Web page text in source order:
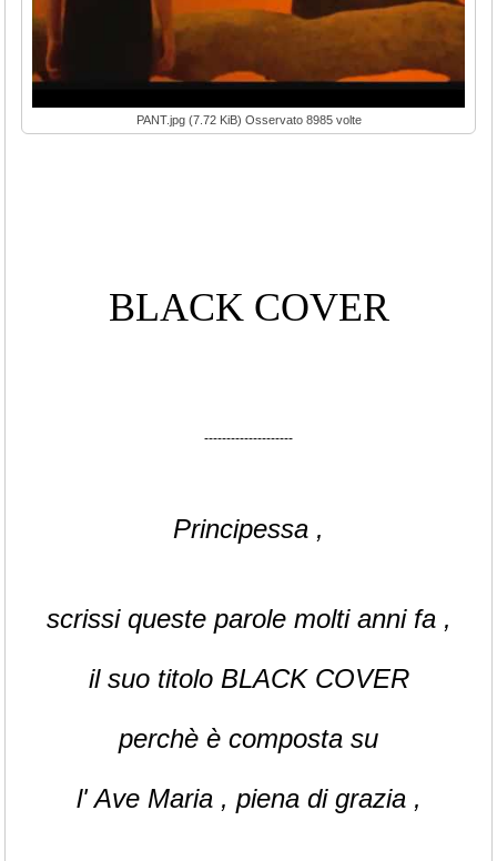
PANT.jpg (7.72 KiB) Osservato 8985 volte
BLACK COVER
--------------------
Principessa ,
scrissi queste parole molti anni fa ,
il suo titolo BLACK COVER
perchè è composta su
l' Ave Maria , piena di grazia ,